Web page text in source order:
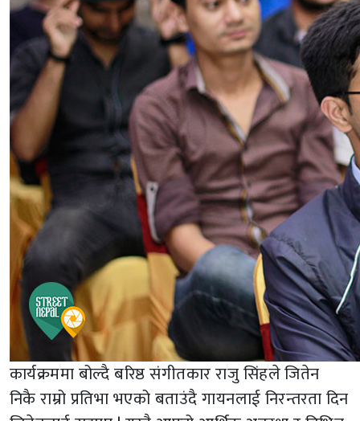
कार्यक्रममा बोल्दै बरिष्ठ संगीतकार राजु सिंहले जितेन
निकै राम्रो प्रतिभा भएको बताउंदै गायनलाई निरन्तरता दिन